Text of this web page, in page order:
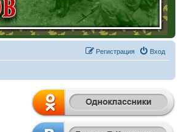
Вход
Регистрация